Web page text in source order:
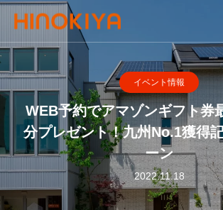
イベント情報
WEB予約でアマゾンギフト券
分プレゼント！九州No.1獲得
ーン
2022.11.18